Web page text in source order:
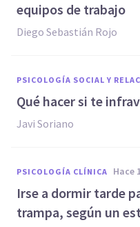
equipos de trabajo
Diego Sebastián Rojo
PSICOLOGÍA SOCIAL Y
Qué hacer si te
Javi Soriano
PSICOLOGÍA CLÍNICA hace
Irse a dormir tarde
trampa, según un